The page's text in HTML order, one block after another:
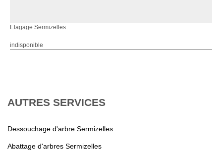
Elagage Sermizelles
indisponible
AUTRES SERVICES
Dessouchage d'arbre Sermizelles
Abattage d'arbres Sermizelles